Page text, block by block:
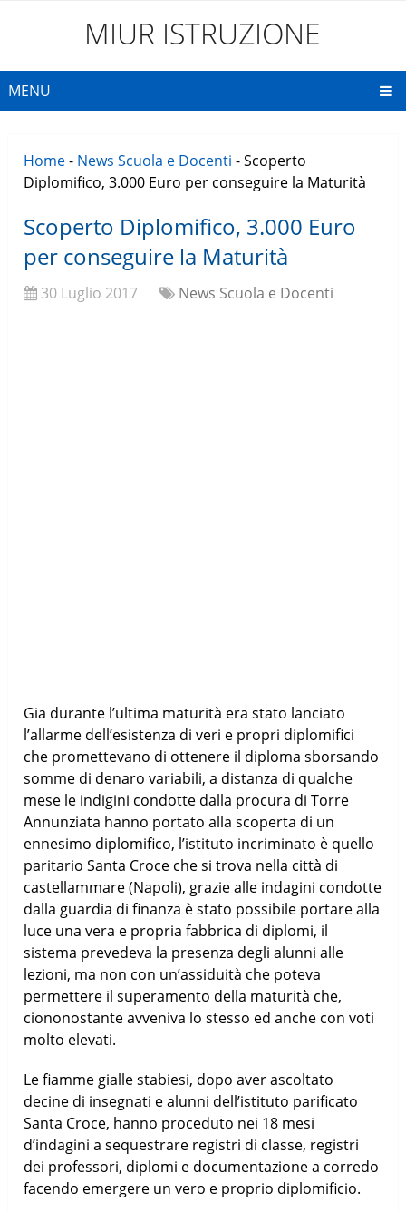
MIUR ISTRUZIONE
MENU
Home- News Scuola e Docenti -Scoperto
Diplomifico, 3.000 Euro per conseguire la Maturità
Scoperto Diplomifico, 3.000 Euro
per conseguire la Maturità
30 Luglio 2017 News Scuola e Docenti
Gia durante l’ultima maturità era stato lanciato
l’allarme dell’esistenza di veri e propri diplomifici
che promettevano di ottenere il diploma sborsando
somme di denaro variabili, a distanza di qualche
mese le indigini condotte dalla procura di Torre
Annunziata hanno portato alla scoperta di un
ennesimo diplomifico, l’istituto incriminato è quello
paritario Santa Croce che si trova nella città di
castellammare (Napoli), grazie alle indagini condotte
dalla guardia di finanza è stato possibile portare alla
luce una vera e propria fabbrica di diplomi, il
sistema prevedeva la presenza degli alunni alle
lezioni, ma non con un’assiduità che poteva
permettere il superamento della maturità che,
ciononostante avveniva lo stesso ed anche con voti
molto elevati.
Le fiamme gialle stabiesi, dopo aver ascoltato
decine di insegnati e alunni dell’istituto parificato
Santa Croce, hanno proceduto nei 18 mesi
d’indagini a sequestrare registri di classe, registri
dei professori, diplomi e documentazione a corredo
facendo emergere un vero e proprio diplomificio.